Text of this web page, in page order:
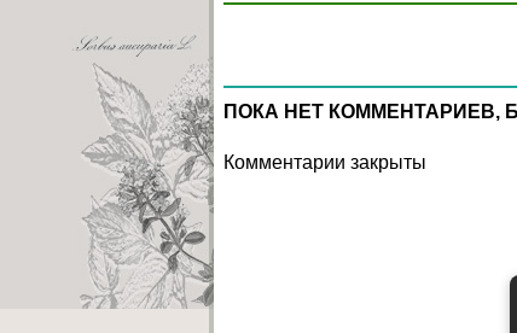
ПОКА НЕТ КОММЕНТАРИЕВ,
Комментарии закрыты